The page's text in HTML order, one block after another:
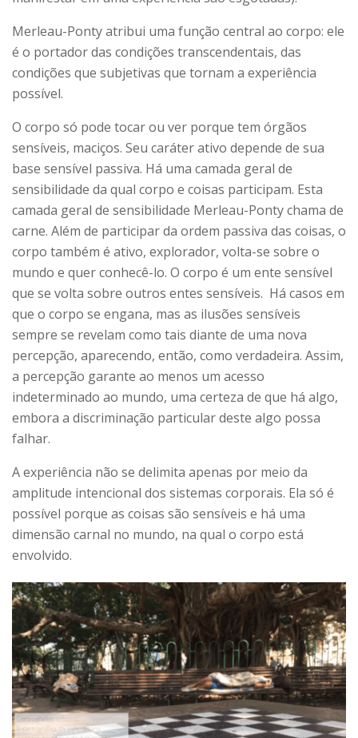
Merleau-Ponty atribui uma função central ao corpo: ele
é o portador das condições transcendentais, das
condições que subjetivas que tornam a experiência
possível.
O corpo só pode tocar ou ver porque tem órgãos
sensíveis, maciços. Seu caráter ativo depende de sua
base sensível passiva. Há uma camada geral de
sensibilidade da qual corpo e coisas participam. Esta
camada geral de sensibilidade Merleau-Ponty chama de
carne. Além de participar da ordem passiva das coisas, o
corpo também é ativo, explorador, volta-se sobre o
mundo e quer conhecê-lo. O corpo é um ente sensível
que se volta sobre outros entes sensíveis. Há casos em
que o corpo se engana, mas as ilusões sensíveis
sempre se revelam como tais diante de uma nova
percepção, aparecendo, então, como verdadeira. Assim,
a percepção garante ao menos um acesso
indeterminado ao mundo, uma certeza de que há algo,
embora a discriminação particular deste algo possa
falhar.
A experiência não se delimita apenas por meio da
amplitude intencional dos sistemas corporais. Ela só é
possível porque as coisas são sensíveis e há uma
dimensão carnal no mundo, na qual o corpo está
envolvido.